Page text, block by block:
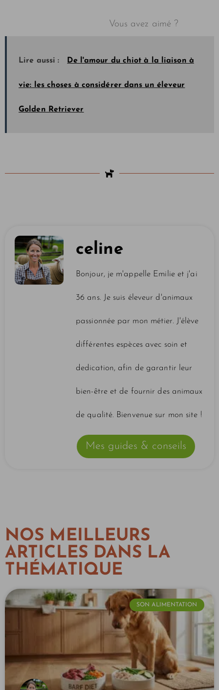
Vous avez aimé ?
Lire aussi : De l'amour du chiot à la liaison à
vie: les choses à considérer dans un éleveur
Golden Retriever
celine
Bonjour, je m'appelle Emilie et j'ai
36 ans. Je suis éleveur d'animaux
passionnée par mon métier. J'élève
différentes espèces avec soin et
dedication, afin de garantir leur
bien-être et de fournir des animaux
de qualité. Bienvenue sur mon site !
Mes guides & conseils
NOS MEILLEURS
ARTICLES DANS LA
THÉMATIQUE
SON ALIMENTATION